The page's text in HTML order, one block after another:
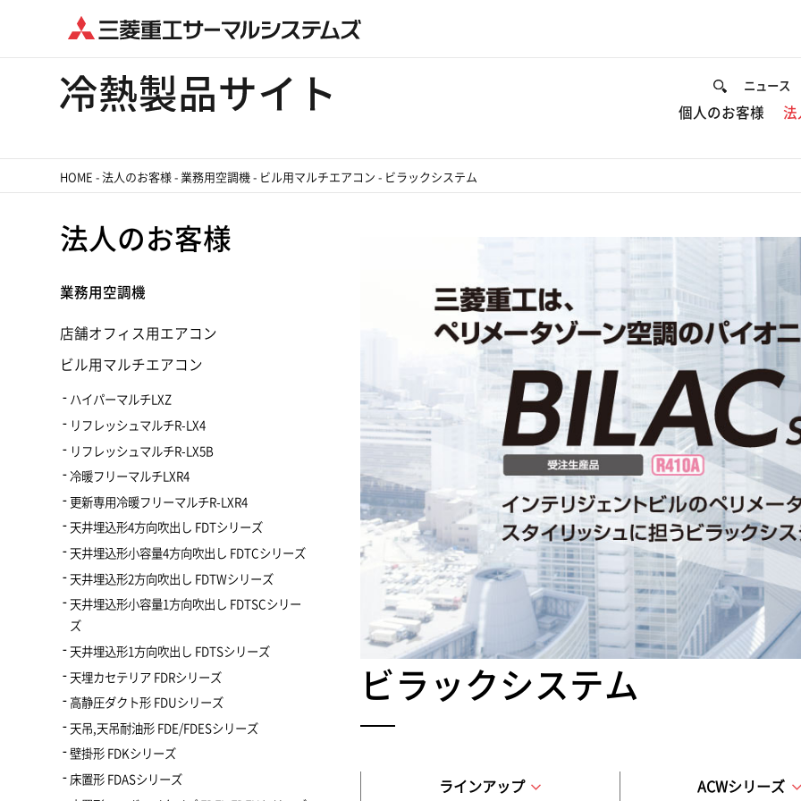
ニュース
個人のお客様 法
HOME -法人のお客様 - 業務用空調機 - ビル用マルチエアコン - ビラックシステム
ビラックシステム
ラインアップ ACWシリーズ
法人のお客様
業務用空調機
店舗オフィス用エアコン
ビル用マルチエアコン
ハイパーマルチLXZ
リフレッシュマルチR-LX4
リフレッシュマルチR-LX5B
冷暖フリーマルチLXR4
更新専用冷暖フリーマルチR-LXR4
天井埋込形4方向吹出し FDTシリーズ
天井埋込形小容量4方向吹出し FDTCシリーズ
天井埋込形2方向吹出し FDTWシリーズ
天井埋込形小容量1方向吹出し FDTSCシリー
ズ
天井埋込形1方向吹出し FDTSシリーズ
天埋カセテリア FDRシリーズ
高静圧ダクト形 FDUシリーズ
天吊,天吊耐油形 FDE/FDESシリーズ
壁掛形 FDKシリーズ
床置形 FDASシリーズ